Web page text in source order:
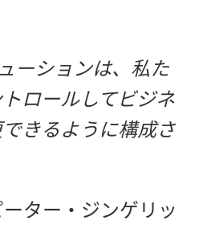
ーションは、私た
ロールしてビジネ
きるように構成さ
ーター・ジンゲリッ